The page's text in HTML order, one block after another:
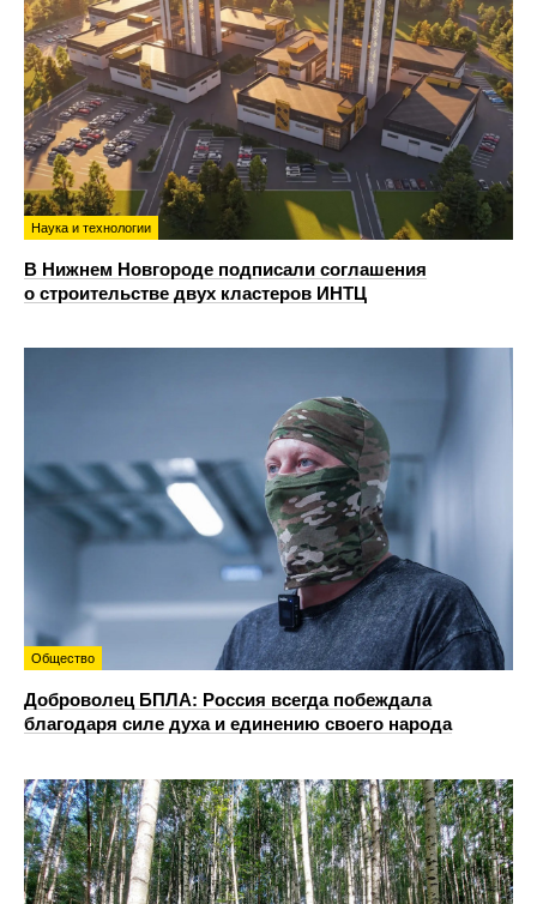
Наука и технологии
В Нижнем Новгороде подписали соглашения
о строительстве двух кластеров ИНТЦ
Общество
Доброволец БПЛА: Россия всегда побеждала
благодаря силе духа и единению своего народа